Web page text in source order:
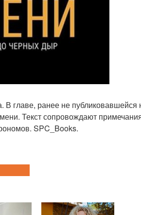
В главе, ранее не публиковавшейся
Текст сопровождают
SPC_Books.